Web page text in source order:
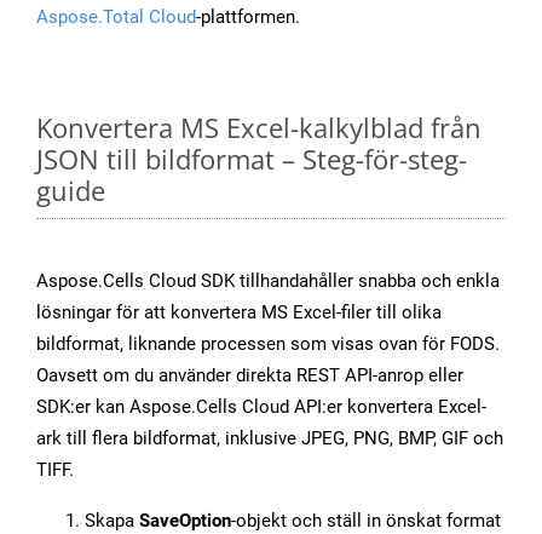
Aspose.Total Cloud-plattformen.
Konvertera MS Excel-kalkylblad från
JSON till bildformat – Steg-för-steg-
guide
Aspose.Cells Cloud SDK tillhandahåller snabba och enkla
lösningar för att konvertera MS Excel-filer till olika
bildformat, liknande processen som visas ovan för FODS.
Oavsett om du använder direkta REST API-anrop eller
SDK:er kan Aspose.Cells Cloud API:er konvertera Excel-
ark till flera bildformat, inklusive JPEG, PNG, BMP, GIF och
TIFF.
Skapa SaveOption-objekt och ställ in önskat format